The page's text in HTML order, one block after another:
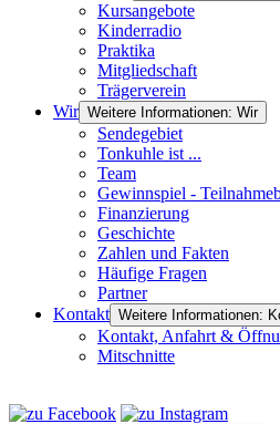
Kursangebote
Kinderradio
Praktika
Mitgliedschaft
Trägerverein
Wir Weitere Informationen: Wir
Sendegebiet
Tonkuhle ist ...
Team
Gewinnspiel -
Finanzierung
Geschichte
Zahlen und Fakten
Häufige Fragen
Partner
Kontakt Weitere Informationen:
Kontakt, Anfahrt &
Mitschnitte